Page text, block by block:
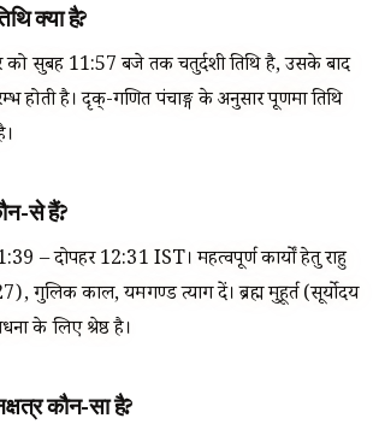
क्या है?
सुबह 11:57 बजे तक चतुर्दशी तिथि है, उसके बाद
होती है। दृक्-गणित पंचाङ्ग के अनुसार पूर्णिमा तिथि
से हैं?
– दोपहर 12:31 IST। महत्वपूर्ण कार्यों हेतु राहु
गुलिक काल, यमगण्ड त्याग दें। ब्रह्म मुहूर्त (सूर्योदय
के लिए श्रेष्ठ है।
कौन-सा है?